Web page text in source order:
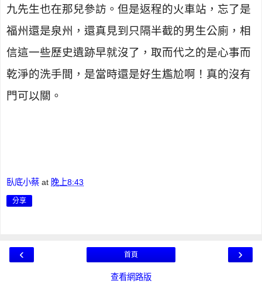
九先生也在那兒參訪。但是返程的火車站，忘了是
福州還是泉州，還真見到只隔半截的男生公廁，相
信這一些歷史遺跡早就沒了，取而代之的是心事而
乾淨的洗手間，是當時還是好生尷尬啊！真的沒有
門可以關。
臥底小蔡 at 晚上8:43
分享
‹ ›
首頁
查看網路版